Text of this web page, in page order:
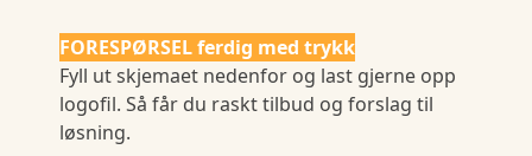
FORESPØRSEL ferdig med trykk
Fyll ut skjemaet nedenfor og last gjerne opp
logofil. Så får du raskt tilbud og forslag til
løsning.